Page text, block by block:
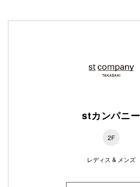
stカンパニー
2F
レディス & メンズ